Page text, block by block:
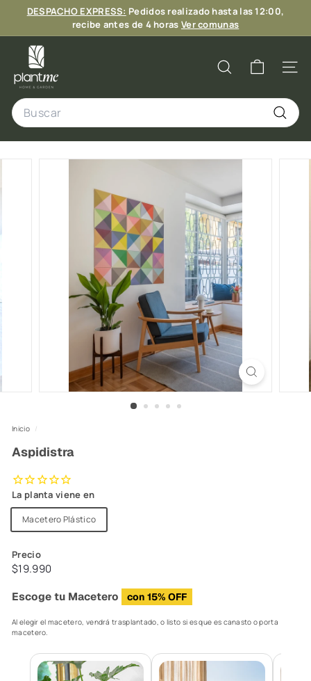
directamente
contenido
diapositivas
pausa
DESPACHO EXPRESS: Pedidos realizado hasta las 12:00,
recibe antes de 4 horas Ver comunas
6 CUOTAS
l
a
n
t
Buscar
Search
Buscar
Inicio /
Aspidistra
La planta viene en
Macetero Plástico
Precio
Precio
$19.990
Escoge tu Macetero con 15% OFF
Al elegir el macetero, vendrá trasplantado, o listo si es que es canasto o porta
macetero.